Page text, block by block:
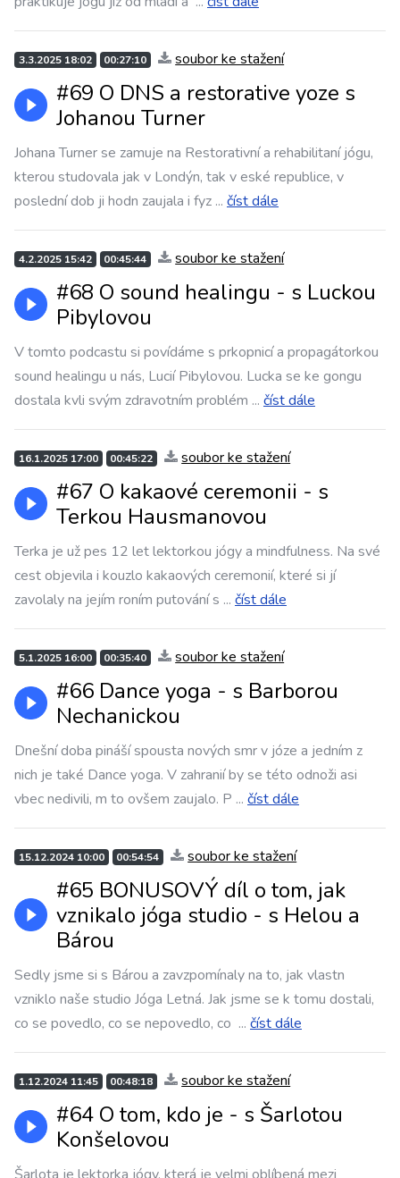
3.3.2025 18:02 00:27:10 soubor ke stažení
#69 O DNS a restorative yoze s
Johanou Turner
Johana Turner se zamuje na Restorativní a rehabilitaní jógu,
kterou studovala jak v Londýn, tak v eské republice, v
poslední dob ji hodn zaujala i fyz ... číst dále
4.2.2025 15:42 00:45:44 soubor ke stažení
#68 O sound healingu - s Luckou
Pibylovou
V tomto podcastu si povídáme s prkopnicí a propagátorkou
sound healingu u nás, Lucií Pibylovou. Lucka se ke gongu
dostala kvli svým zdravotním problém ... číst dále
16.1.2025 17:00 00:45:22 soubor ke stažení
#67 O kakaové ceremonii - s
Terkou Hausmanovou
Terka je už pes 12 let lektorkou jógy a mindfulness. Na své
cest objevila i kouzlo kakaových ceremonií, které si jí
zavolaly na jejím roním putování s ... číst dále
5.1.2025 16:00 00:35:40 soubor ke stažení
#66 Dance yoga - s Barborou
Nechanickou
Dnešní doba pináší spousta nových smr v józe a jedním z
nich je také Dance yoga. V zahranií by se této odnoži asi
vbec nedivili, m to ovšem zaujalo. P ... číst dále
15.12.2024 10:00 00:54:54 soubor ke stažení
#65 BONUSOVÝ díl o tom, jak
vznikalo jóga studio - s Helou a
Bárou
Sedly jsme si s Bárou a zavzpomínaly na to, jak vlastn
vzniklo naše studio Jóga Letná. Jak jsme se k tomu dostali,
co se povedlo, co se nepovedlo, co ... číst dále
1.12.2024 11:45 00:48:18 soubor ke stažení
#64 O tom, kdo je - s Šarlotou
Konšelovou